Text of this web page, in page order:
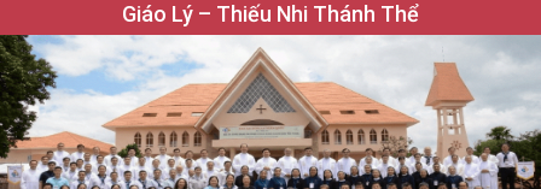
Giáo Lý – Thiếu Nhi Thánh Thể